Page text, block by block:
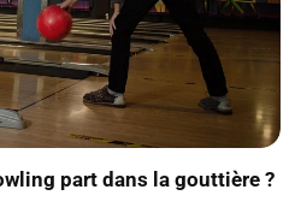
part dans la gouttière ?